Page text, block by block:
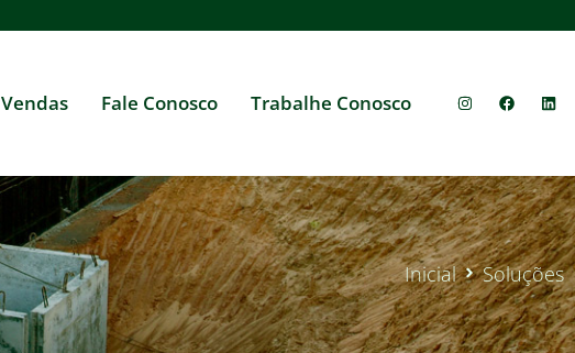
Vendas Fale Conosco Trabalhe Conosco
Inicial Soluções